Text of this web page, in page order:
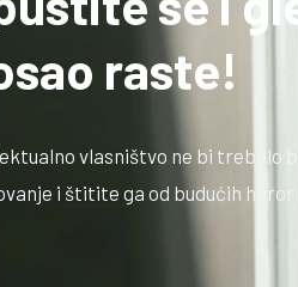
raste!
vlasništvo ne bi trebalo
i štitite ga od budućih horor